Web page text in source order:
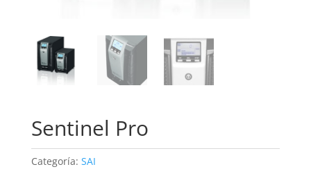
Sentinel Pro
Categoría: SAI